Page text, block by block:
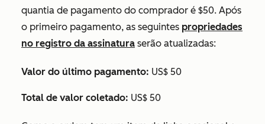
quantia de pagamento do comprador é $50. Após
o primeiro pagamento, as seguintes propriedades
no registro da assinatura serão atualizadas:
Valor do último pagamento: US$ 50
Total de valor coletado: US$ 50